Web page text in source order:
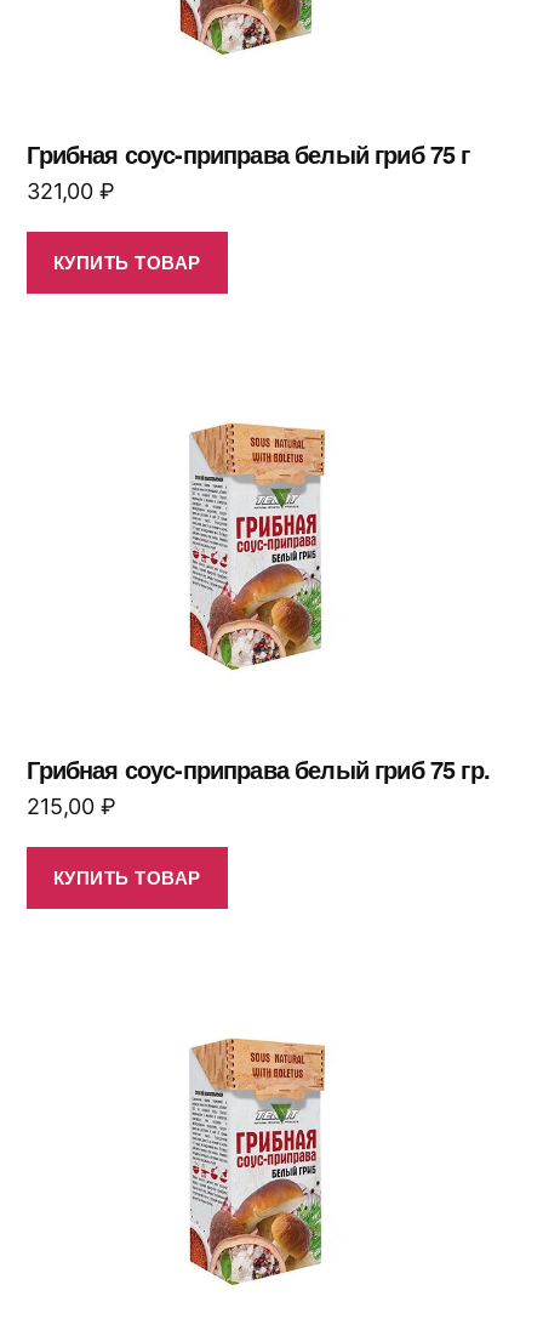
Грибная соус-приправа белый гриб 75 г
321,00 ₽
КУПИТЬ ТОВАР
Грибная соус-приправа белый гриб 75 гр.
215,00 ₽
КУПИТЬ ТОВАР